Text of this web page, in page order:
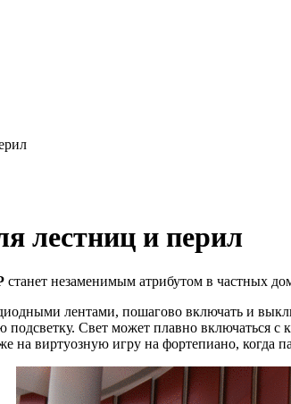
лестниц и перил
станет незаменимым атрибутом в частных
лентами, пошагово включать и
подсветку. Свет может плавно включаться
на виртуозную игру на фортепиано, когда